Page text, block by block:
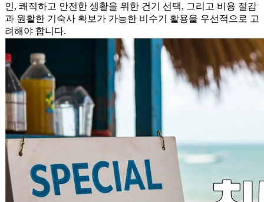
인, 쾌적하고 안전한 생활을 위한 건기 선택, 그리고 비용 절감
과 원활한 기숙사 확보가 가능한 비수기 활용을 우선적으로 고
려해야 합니다.